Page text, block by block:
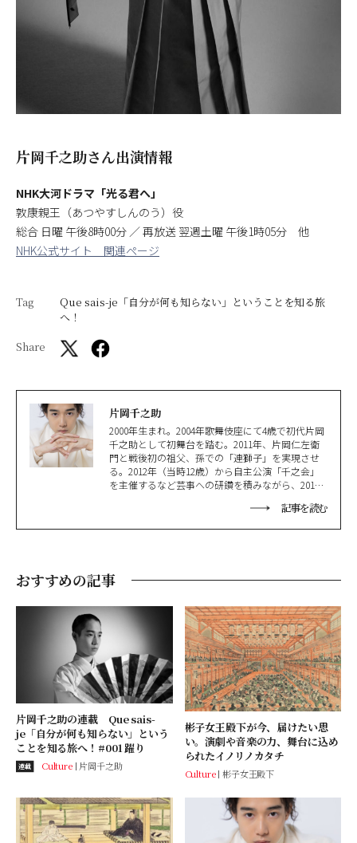
片岡千之助さん出演情報
NHK大河ドラマ「光る君へ」
敦康親王（あつやすしんのう）役
総合 日曜 午後8時00分 ／ 再放送 翌週土曜 午後1時05分 他
NHK公式サイト 関連ページ
Tag
Que sais-je「自分が何も知らない」ということを知る旅
へ！
Share
片岡千之助
2000年生まれ。2004年歌舞伎座にて4歳で初代片岡
千之助として初舞台を踏む。2011年、片岡仁左衛
門と戦後初の祖父、孫での「連獅子」を実現させ
る。2012年（当時12歳）から自主公演「千之会」
を主催するなど芸事への研鑽を積みながら、2017
露、2020年『カルティエ』腕時計パシャのアチバ
記事を読む
おすすめの記事
片岡千之助の連載 Que sais-
je「自分が何も知らない」という
ことを知る旅へ！#001 躍り
連載 Culture 片岡千之助
彬子女王殿下が今、届けたい思
い。演劇や音楽の力、舞台に込め
られたイノリノカタチ
Culture 彬子女王殿下